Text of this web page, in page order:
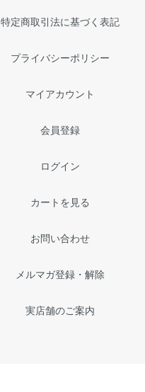
特定商取引法に基づく表記
プライバシーポリシー
マイアカウント
会員登録
ログイン
カートを見る
お問い合わせ
メルマガ登録・解除
実店舗のご案内